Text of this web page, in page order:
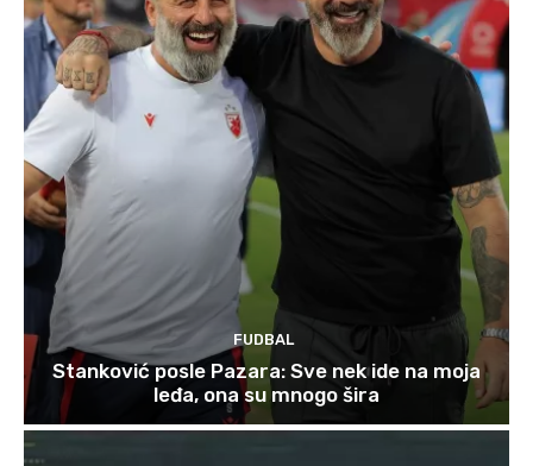
FUDBAL
Stanković posle Pazara: Sve nek ide na moja
leđa, ona su mnogo šira